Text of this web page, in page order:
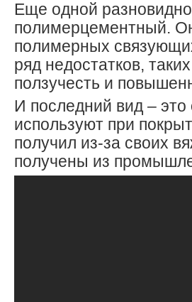
Еще одной
полимерцементный.
полимерных
ряд недостатков,
ползучесть и
И последний вид –
используют при
получил из-за своих
получены из